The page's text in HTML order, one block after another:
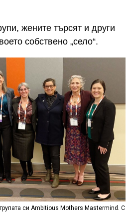
жените търсят и други
собствено „село“.
си Ambitious Mothers Mastermind. С